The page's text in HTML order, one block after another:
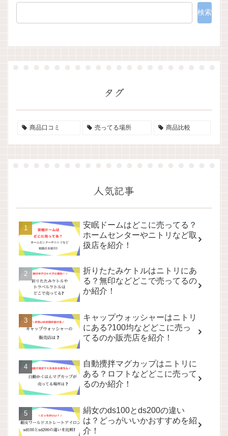
検索
タグ
商品口コミ 売ってる場所 商品比較
人気記事
安眠ドームはどこに売ってる？
ホームセンターやニトリなど取
扱店を紹介！
折りたたみケトルはニトリにあ
る？無印などどこで売ってるの
か紹介！
キャップウォッシャーはニトリ
にある?100均などどこに売っ
てるのか販売店を紹介！
自動攪拌マグカップはニトリに
ある？ロフトなどどこに売って
るのか紹介！
絹女のds100とds200の違い
は？どっがいいかおすすめを紹
介！